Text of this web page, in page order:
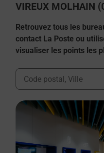
VIREUX MOLHAIN
Retrouvez tous les
contact La Poste ou
visualiser les points les
Ville, Département, Code